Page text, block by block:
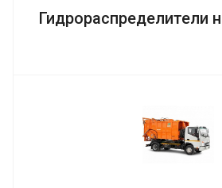
Гидрораспределители